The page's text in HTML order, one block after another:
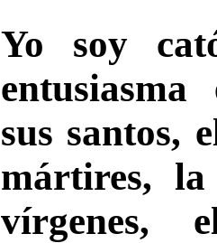
Yo soy
sus santos,
mártires,
vírgenes,